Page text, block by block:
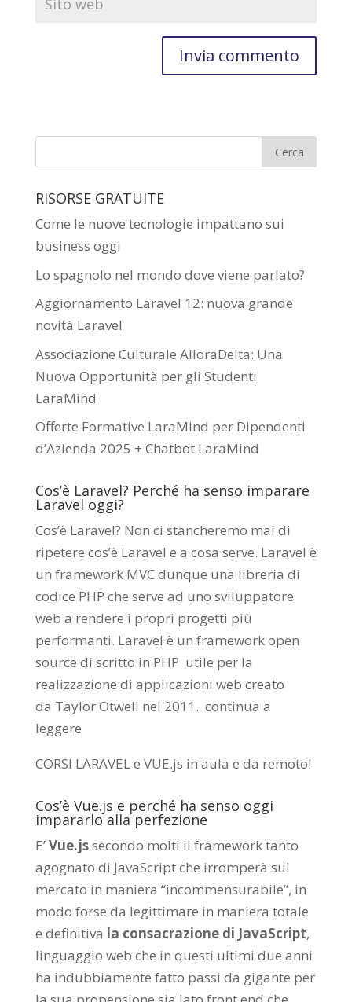
RISORSE GRATUITE
Come le nuove tecnologie impattano sui
business oggi
Lo spagnolo nel mondo dove viene parlato?
Aggiornamento Laravel 12: nuova grande
novità Laravel
Associazione Culturale AlloraDelta: Una
Nuova Opportunità per gli Studenti
LaraMind
Offerte Formative LaraMind per Dipendenti
d’Azienda 2025 + Chatbot LaraMind
Cos’è Laravel? Perché ha senso imparare
Laravel oggi?
Cos’è Laravel? Non ci stancheremo mai di
ripetere cos’è Laravel e a cosa serve. Laravel è
un framework MVC dunque una libreria di
codice PHP che serve ad uno sviluppatore
web a rendere i propri progetti più
performanti. Laravel è un framework open
source di scritto in PHP utile per la
realizzazione di applicazioni web creato
da Taylor Otwell nel 2011. continua a
leggere
CORSI LARAVEL e VUE.js in aula e da remoto!
Cos’è Vue.js e perché ha senso oggi
impararlo alla perfezione
E’Vue.jssecondo molti il framework tanto
agognato di JavaScript che irromperà sul
mercato in maniera “incommensurabile”, in
modo forse da legittimare in maniera totale
e definitiva la consacrazione di JavaScript,
linguaggio web che in questi ultimi due anni
ha indubbiamente fatto passi da gigante per